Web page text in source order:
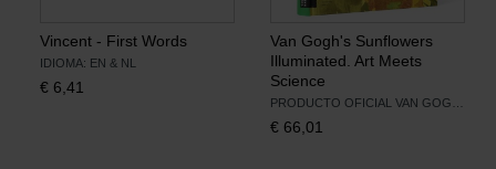
Vincent - First Words
IDIOMA: EN & NL
€ 6,41
Van Gogh's Sunflowers
Illuminated. Art Meets
Science
€ 66,01